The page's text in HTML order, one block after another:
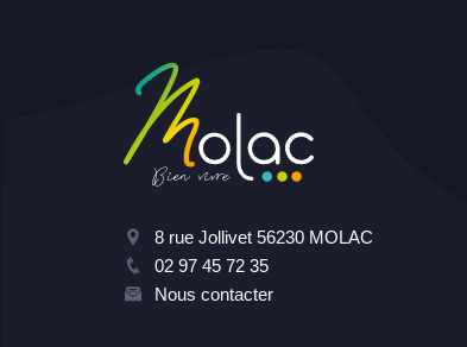
8 rue Jollivet 56230 MOLAC
02 97 45 72 35
Nous contacter